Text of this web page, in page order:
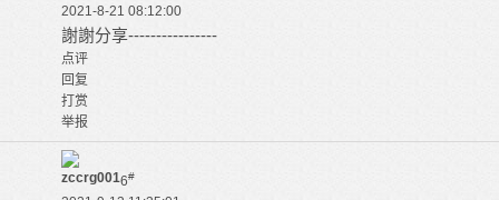
2021-8-21 08:12:00
謝謝分享----------------
点评
回复
打赏
举报
zccrg0016#